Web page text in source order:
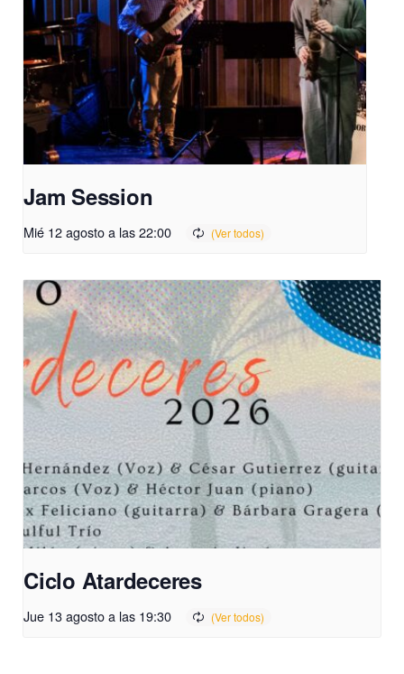
Jam Session
Mié 12 agosto a las 22:00
Ciclo Atardeceres
Jue 13 agosto a las 19:30